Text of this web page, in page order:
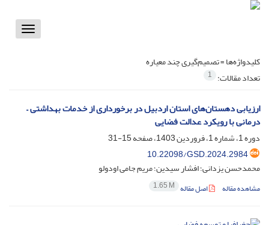
Toggle
کلیدواژه‌ها =تصمیم‌گیری چند معیاره
تعداد مقالات: 1
ارزیابی دهستان‌های استان اردبیل در برخورداری از خدمات بهداشتی –
درمانی با رویکرد عدالت فضایی
دوره 1، شماره 1، فروردین 1403، صفحه
15-31
10.22098/GSD.2024.2984
محمدحسن یزدانی؛ افشار سیدین؛ مریم جامی اودولو
مشاهده مقاله اصل مقاله 1.65 M